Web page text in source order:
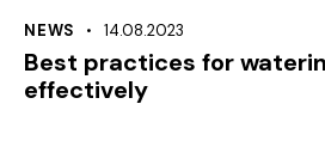
NEWS 14.08.2023
Best practices for
effectively